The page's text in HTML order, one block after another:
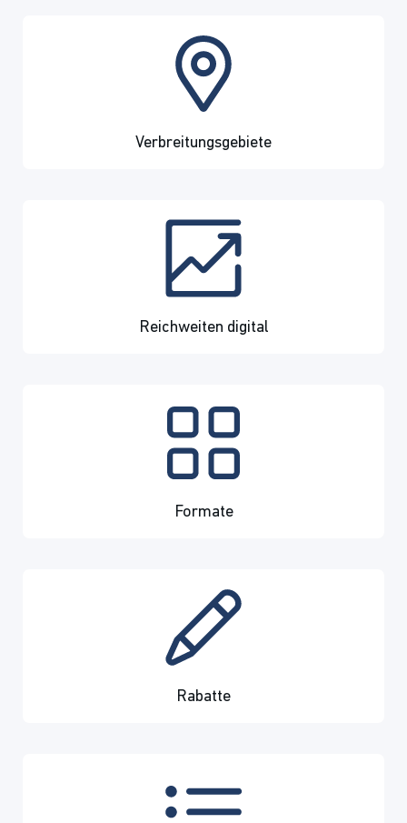
Verbreitungsgebiete
Reichweiten digital
Formate
Rabatte